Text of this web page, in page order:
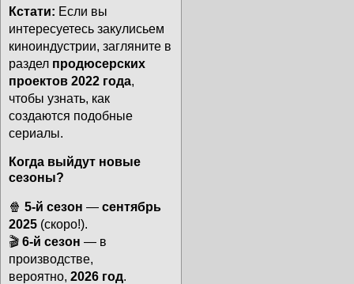
Кстати: Если вы
интересуетесь закулисьем
киноиндустрии, загляните в
раздел продюсерских
проектов 2022 года,
чтобы узнать, как
создаются подобные
сериалы.
Когда выйдут новые
сезоны?
🍿 5-й сезон — сентябрь
2025 (скоро!).
🎬 6-й сезон — в
производстве,
вероятно, 2026 год.